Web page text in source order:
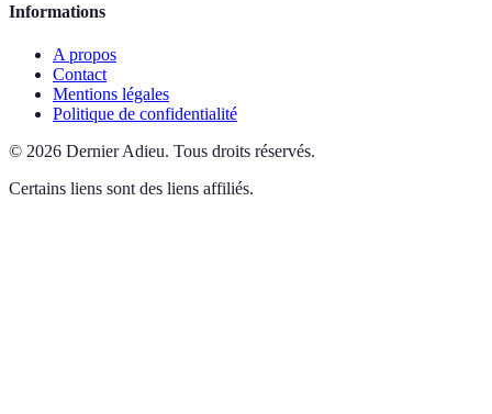
Informations
A propos
Contact
Mentions légales
Politique de confidentialité
© 2026 Dernier Adieu. Tous droits réservés.
Certains liens sont des liens affiliés.